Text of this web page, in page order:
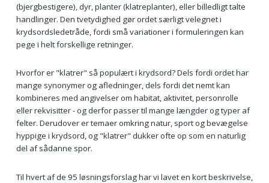
(bjergbestigere), dyr, planter (klatreplanter), eller billedligt talte
handlinger. Den tvetydighed gør ordet særligt velegnet i
krydsordsledetråde, fordi små variationer i formuleringen kan
pege i helt forskellige retninger.
Hvorfor er "klatrer" så populært i krydsord? Dels fordi ordet har
mange synonymer og afledninger, dels fordi det nemt kan
kombineres med angivelser om habitat, aktivitet, personrolle
eller rekvisitter - og derfor passer til mange længder og typer af
felter. Derudover er temaer omkring natur, sport og bevægelse
hyppige i krydsord, og "klatrer" dukker ofte op som en naturlig
del af sådanne spor.
Til hvert af de 95 løsningsforslag har vi lavet en kort beskrivelse,